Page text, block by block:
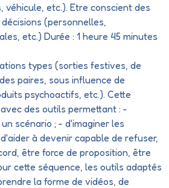
véhicule, etc.). Etre conscient des
(personnelles,
etc.) Durée : 1 heure 45 minutes
types (sorties festives, de
paires, sous influence de
psychoactifs, etc.). Cette
des outils permettant : -
scénario ; - d'imaginer les
à devenir capable de refuser,
être force de proposition, être
cette séquence, les outils adaptés
la forme de vidéos, de